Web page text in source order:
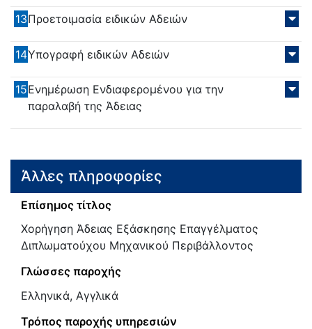
13Προετοιμασία ειδικών Αδειών
14Υπογραφή ειδικών Αδειών
15Ενημέρωση Ενδιαφερομένου για την
παραλαβή της Άδειας
Άλλες πληροφορίες
Επίσημος τίτλος
Χορήγηση Άδειας Εξάσκησης Επαγγέλματος
Διπλωματούχου Μηχανικού Περιβάλλοντος
Γλώσσες παροχής
Ελληνικά, Αγγλικά
Τρόπος παροχής υπηρεσιών